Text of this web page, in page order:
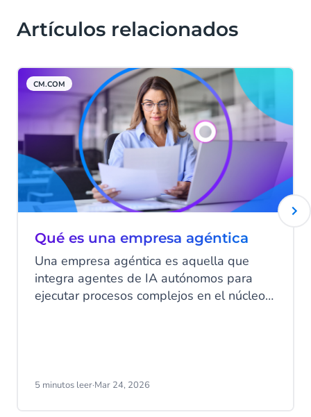
Artículos relacionados
CM.COM
Qué es una empresa agéntica
Una empresa agéntica es aquella que
integra agentes de IA autónomos para
ejecutar procesos complejos en el núcleo
aprender, razonar e incluso actuar con
5 minutos leer·Mar 24, 2026